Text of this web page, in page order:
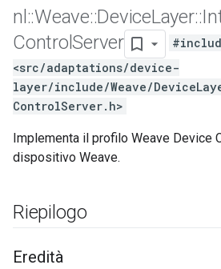
nl ::Weave::DeviceLayer::
ControlServer
<src/adaptations/device-
layer/include/Weave/
ControlServer.h>
Implementa il profilo Weave Device
dispositivo Weave.
Riepilogo
Eredità